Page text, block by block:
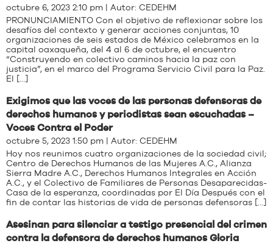
octubre 6, 2023 2:10 pm | Autor: CEDEHM
PRONUNCIAMIENTO Con el objetivo de reflexionar sobre los
desafíos del contexto y generar acciones conjuntas, 10
organizaciones de seis estados de México celebramos en la
capital oaxaqueña, del 4 al 6 de octubre, el encuentro
“Construyendo en colectivo caminos hacia la paz con
justicia”, en el marco del Programa Servicio Civil para la Paz.
El […]
Exigimos que las voces de las personas defensoras de
derechos humanos y periodistas sean escuchadas –
Voces Contra el Poder
octubre 5, 2023 1:50 pm | Autor: CEDEHM
Hoy nos reunimos cuatro organizaciones de la sociedad civil;
Centro de Derechos Humanos de las Mujeres A.C., Alianza
Sierra Madre A.C., Derechos Humanos Integrales en Acción
A.C., y el Colectivo de Familiares de Personas Desaparecidas-
Casa de la esperanza, coordinadas por El Día Después con el
fin de contar las historias de vida de personas defensoras […]
Asesinan para silenciar a testigo presencial del crimen
contra la defensora de derechos humanos Gloria